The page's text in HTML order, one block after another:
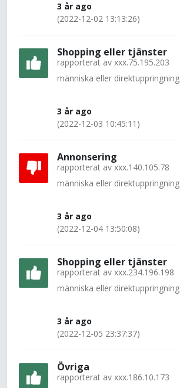
3 år ago
(2022-12-02 13:13:26)
Shopping eller tjänster
rapporterat av xxx.75.195.203
människa eller direktuppringning
3 år ago
(2022-12-03 10:45:11)
Annonsering
rapporterat av xxx.140.105.78
människa eller direktuppringning
3 år ago
(2022-12-04 13:50:08)
Shopping eller tjänster
rapporterat av xxx.234.196.198
människa eller direktuppringning
3 år ago
(2022-12-05 23:37:37)
Övriga
rapporterat av xxx.186.10.173